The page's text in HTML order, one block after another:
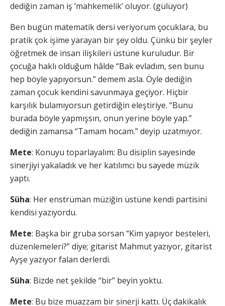
dediğin zaman iş ‘mahkemelik’ oluyor. (gülüyor)
Ben bugün matematik dersi veriyorum çocuklara, bu
pratik çok işime yarayan bir şey oldu. Çünkü bir şeyler
öğretmek de insan ilişkileri üstüne kuruludur. Bir
çocuğa haklı olduğum hâlde “Bak evladım, sen bunu
hep böyle yapıyorsun.” demem asla. Öyle dediğin
zaman çocuk kendini savunmaya geçiyor. Hiçbir
karşılık bulamıyorsun getirdiğin eleştiriye. “Bunu
burada böyle yapmışsın, onun yerine böyle yap.”
dediğin zamansa “Tamam hocam.” deyip uzatmıyor.
Mete: Konuyu toparlayalım: Bu disiplin sayesinde
sinerjiyi yakaladık ve her katılımcı bu sayede müzik
yaptı.
Süha: Her enstrüman müziğin üstüne kendi partisini
kendisi yazıyordu.
Mete: Başka bir gruba sorsan “Kim yapıyor besteleri,
düzenlemeleri?” diye; gitarist Mahmut yazıyor, gitarist
Ayşe yazıyor falan derlerdi.
Süha: Bizde net şekilde “bir” beyin yoktu.
Mete: Bu bize muazzam bir sinerji kattı. Üç dakikalık